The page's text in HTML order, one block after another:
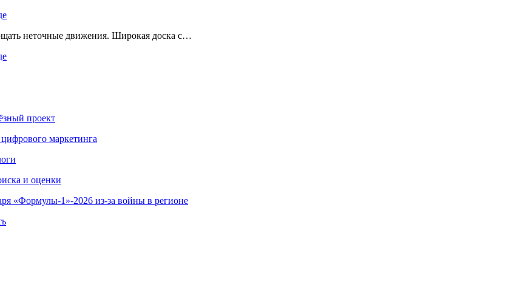
неточные движения. Широкая доска с…
проект
маркетинга
и оценки
«Формулы-1»-2026 из-за войны в регионе